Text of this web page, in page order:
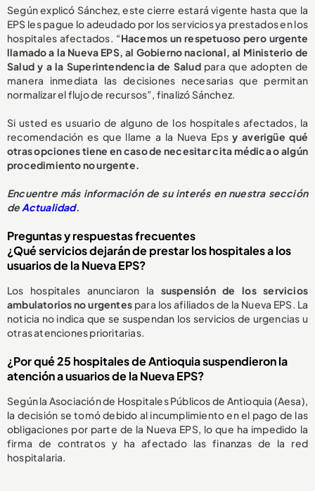
Según explicó Sánchez, este cierre estará vigente hasta que la
EPS les pague lo adeudado por los servicios ya prestados en los
hospitales afectados. “Hacemos un respetuoso pero urgente
llamado a la Nueva EPS, al Gobierno nacional, al Ministerio de
Salud y a la Superintendencia de Salud para que adopten de
manera inmediata las decisiones necesarias que permitan
normalizar el flujo de recursos”, finalizó Sánchez.
Si usted es usuario de alguno de los hospitales afectados, la
recomendación es que llame a la Nueva Epsy averigüe qué
otras opciones tiene en caso de necesitar cita médica o algún
procedimiento no urgente.
Encuentre más información de su interés en nuestra sección
deActualidad.
Preguntas y respuestas frecuentes
¿Qué servicios dejarán de prestar los hospitales a los
usuarios de la Nueva EPS?
Los hospitales anunciaron la suspensión de los servicios
ambulatorios no urgentes para los afiliados de la Nueva EPS. La
noticia no indica que se suspendan los servicios de urgencias u
otras atenciones prioritarias.
¿Por qué 25 hospitales de Antioquia suspendieron la
atención a usuarios de la Nueva EPS?
Según la Asociación de Hospitales Públicos de Antioquia (Aesa),
la decisión se tomó debido al incumplimiento en el pago de las
obligaciones por parte de la Nueva EPS, lo que ha impedido la
firma de contratos y ha afectado las finanzas de la red
hospitalaria.